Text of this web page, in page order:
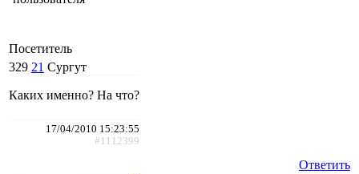
Посетитель
329 21 Сургут
Каких именно? На что?
17/04/2010 15:23:55
#1112399
Ответить